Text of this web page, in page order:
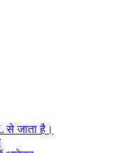
से जाता है।